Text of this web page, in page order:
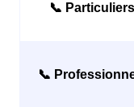
📞 Particuliers
📞